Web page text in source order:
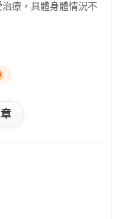
療，具體身體情況不